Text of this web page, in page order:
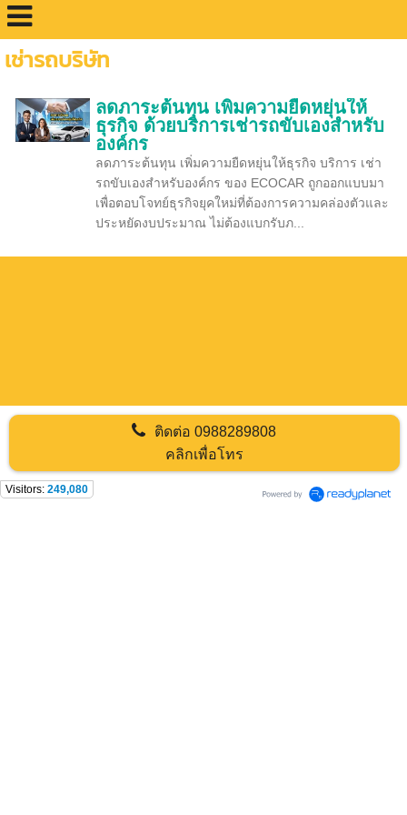
เช่ารถบริษัท
ลดภาระต้นทุน เพิ่มความยืดหยุ่นให้
ธุรกิจ ด้วยบริการเช่ารถขับเองสำหรับ
องค์กร
ลดภาระต้นทุน เพิ่มความยืดหยุ่นให้ธุรกิจ บริการ เช่า
รถขับเองสำหรับองค์กร ของ ECOCAR ถูกออกแบบมา
เพื่อตอบโจทย์ธุรกิจยุคใหม่ที่ต้องการความคล่องตัวและ
ประหยัดงบประมาณ ไม่ต้องแบกรับภ...
ติดต่อ0988289808
คลิกเพื่อโทร
Visitors: 249,080